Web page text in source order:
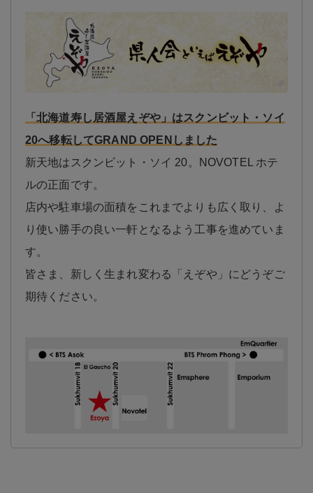
「北海道寿し居酒屋えぞや」はスクンビット・ソイ
20へ移転してGRAND OPENしました
新天地はスクンビット・ソイ 20。NOVOTEL ホテ
ルの正面です。
店内や駐車場の面積をこれまでよりも広く取り、よ
り使い勝手の良い一軒となるよう工事を進めていま
す。
皆さま、新しく生まれ変わる「えぞや」にどうぞご
期待ください。